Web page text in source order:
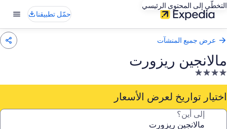
التخطّي إلى المحتوى الرئيسي
حمّل تطبيقنا
عرض جميع المنشآت
مالانجين ريزورت
منشأة
فندقية
مصنفة
4.0
اختيار تواريخ لعرض الأسعار
إلى أين؟